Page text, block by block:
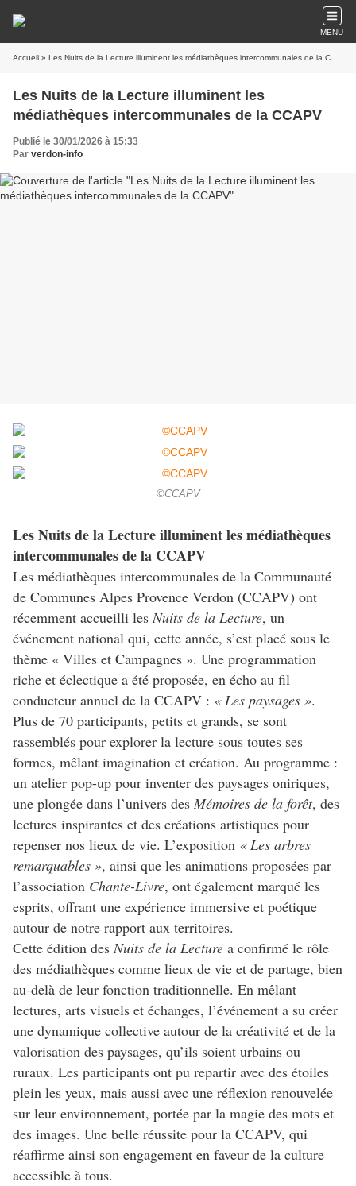
MENU
Accueil » Les Nuits de la Lecture illuminent les médiathèques intercommunales de la CCAPV
Les Nuits de la Lecture illuminent les
médiathèques intercommunales de la CCAPV
Publié le 30/01/2026 à 15:33
Par verdon-info
©CCAPV
Les Nuits de la Lecture illuminent les médiathèques
intercommunales de la CCAPV
Les médiathèques intercommunales de la Communauté
de Communes Alpes Provence Verdon (CCAPV) ont
récemment accueilli lesNuits de la Lecture, un
événement national qui, cette année, s’est placé sous le
thème « Villes et Campagnes ». Une programmation
riche et éclectique a été proposée, en écho au fil
conducteur annuel de la CCAPV : « Les paysages ».
Plus de 70 participants, petits et grands, se sont
rassemblés pour explorer la lecture sous toutes ses
formes, mêlant imagination et création. Au programme :
un atelier pop-up pour inventer des paysages oniriques,
une plongée dans l’univers des Mémoires de la forêt, des
lectures inspirantes et des créations artistiques pour
repenser nos lieux de vie. L’exposition « Les arbres
remarquables », ainsi que les animations proposées par
l’association Chante-Livre, ont également marqué les
esprits, offrant une expérience immersive et poétique
autour de notre rapport aux territoires.
Cette édition desNuits de la Lecture a confirmé le rôle
des médiathèques comme lieux de vie et de partage, bien
au-delà de leur fonction traditionnelle. En mêlant
lectures, arts visuels et échanges, l’événement a su créer
une dynamique collective autour de la créativité et de la
valorisation des paysages, qu’ils soient urbains ou
ruraux. Les participants ont pu repartir avec des étoiles
plein les yeux, mais aussi avec une réflexion renouvelée
sur leur environnement, portée par la magie des mots et
des images. Une belle réussite pour la CCAPV, qui
réaffirme ainsi son engagement en faveur de la culture
accessible à tous.